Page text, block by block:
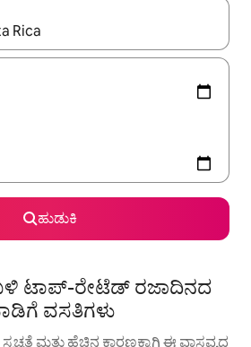
ಅಪ್ ಮತ್ತು ಡೌನ್ ಬಾಣದ ಕೀಲಿಗಳೊಂದಿಗೆ
ಹುಡುಕಿ
ಬಳಿ ಟಾಪ್-ರೇಟೆಡ್ ರಜಾದಿನದ
ವಸತಿಗಳು
ಸ್ವಚ್ಛತೆ ಮತ್ತು ಹೆಚ್ಚಿನ ಕಾರಣಕ್ಕಾಗಿ ಈ ವಾಸ್ತವ್ಯದ